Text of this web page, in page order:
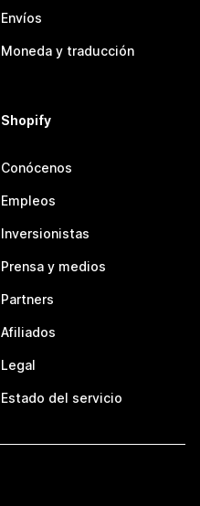
Envíos
Moneda y traducción
Shopify
Conócenos
Empleos
Inversionistas
Prensa y medios
Partners
Afiliados
Legal
Estado del servicio